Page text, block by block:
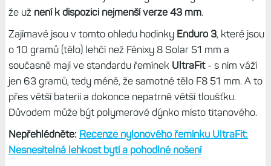
že už není k dispozici nejmenší verze 43 mm.
Zajímavé jsou v tomto ohledu hodinky Enduro 3, které jsou
o 10 gramů (tělo) lehčí než Fénixy 8 Solar 51 mm a
současně mají ve standardu řemínek UltraFit- s ním váží
jen 63 gramů, tedy méně, že samotné tělo F8 51 mm. A to
přes větší baterii a dokonce nepatrně větší tloušťku.
Důvodem může být polymerové dýnko místo titanového.
Nepřehlédněte: Recenze nylonového řemínku UltraFit:
Nesnesitelná lehkost bytí a pohodlné nošení